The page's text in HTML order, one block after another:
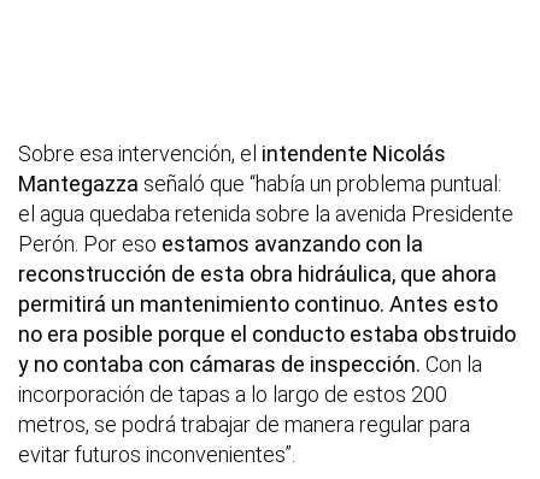
Sobre esa intervención, el intendente Nicolás
Mantegazza señaló que “había un problema puntual:
el agua quedaba retenida sobre la avenida Presidente
Perón. Por eso estamos avanzando con la
reconstrucción de esta obra hidráulica, que ahora
permitirá un mantenimiento continuo. Antes esto
no era posible porque el conducto estaba obstruido
y no contaba con cámaras de inspección. Con la
incorporación de tapas a lo largo de estos 200
metros, se podrá trabajar de manera regular para
evitar futuros inconvenientes”.